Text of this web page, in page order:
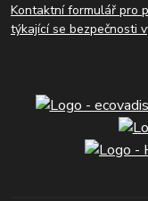
Kontaktní formulář pro
týkající se bezpečnosti